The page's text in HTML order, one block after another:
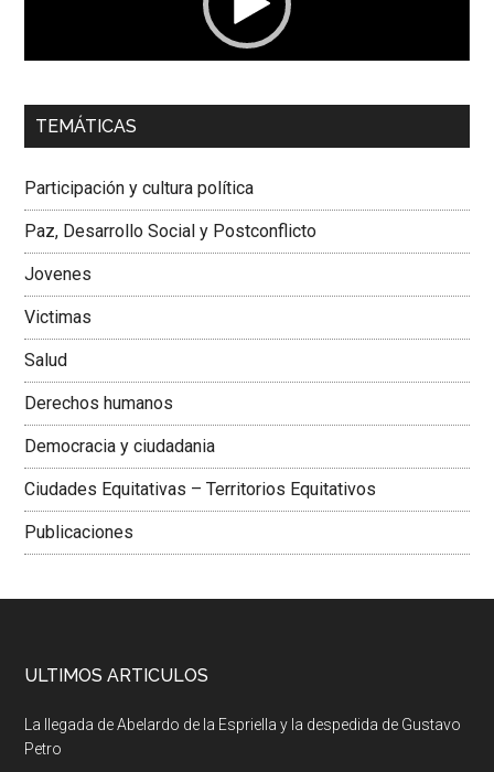
00:00 01:04
Dra. Carolina Corcho Mejía,Presidenta Corporación
Colombiana
TEMÁTICAS
Participación y cultura política
Paz, Desarrollo Social y Postconflicto
Jovenes
Victimas
Salud
Derechos humanos
Democracia y ciudadania
Ciudades Equitativas – Territorios Equitativos
Publicaciones
ULTIMOS ARTICULOS
La llegada de Abelardo de la Espriella y la despedida de Gustavo
Petro